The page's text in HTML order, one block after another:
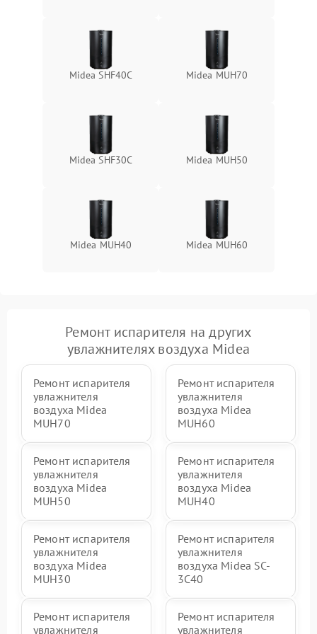
Midea SHF40C Midea MUH70
Midea SHF30C Midea MUH50
Midea MUH40 Midea MUH60
Ремонт испарителя на других
увлажнителях воздуха Midea
Ремонт испарителя
увлажнителя
воздуха Midea
MUH70
Ремонт испарителя
увлажнителя
воздуха Midea
MUH60
Ремонт испарителя
увлажнителя
воздуха Midea
MUH50
Ремонт испарителя
увлажнителя
воздуха Midea
MUH40
Ремонт испарителя
увлажнителя
воздуха Midea
MUH30
Ремонт испарителя
увлажнителя
воздуха Midea SC-
3C40
Ремонт испарителя
увлажнителя
Ремонт испарителя
увлажнителя